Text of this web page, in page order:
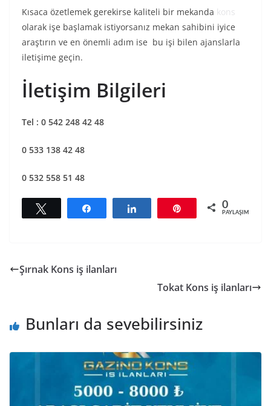
Kısaca özetlemek gerekirse kaliteli bir mekanda kons
olarak işe başlamak istiyorsanız mekan sahibini iyice
araştırın ve en önemli adım ise bu işi bilen ajanslarla
iletişime geçin.
İletişim Bilgileri
Tel : 0 542 248 42 48
0 533 138 42 48
0 532 558 51 48
Tweetle 0
PAYLAŞIMLAR
Şırnak Kons iş ilanları
Tokat Kons iş ilanları
Bunları da sevebilirsiniz